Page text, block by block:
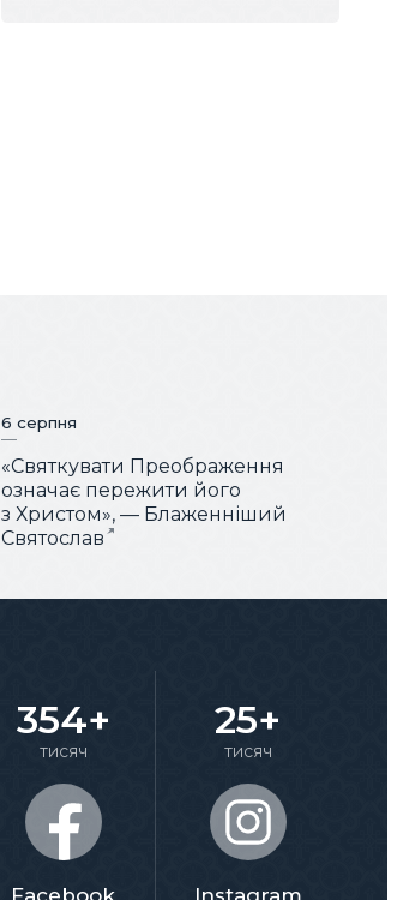
6 серпня
«Святкувати Преображення
означає пережити його
з Христом», — Блаженніший
Святослав
354+
тисяч
Facebook
25+
тисяч
Instagram